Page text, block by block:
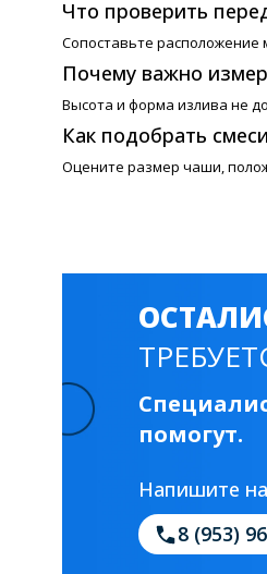
Что проверить
Сопоставьте расположение
Почему важно
Высота и форма излива не
Как подобрать
Оцените размер чаши,
помогут.
Напишите
8 (953)